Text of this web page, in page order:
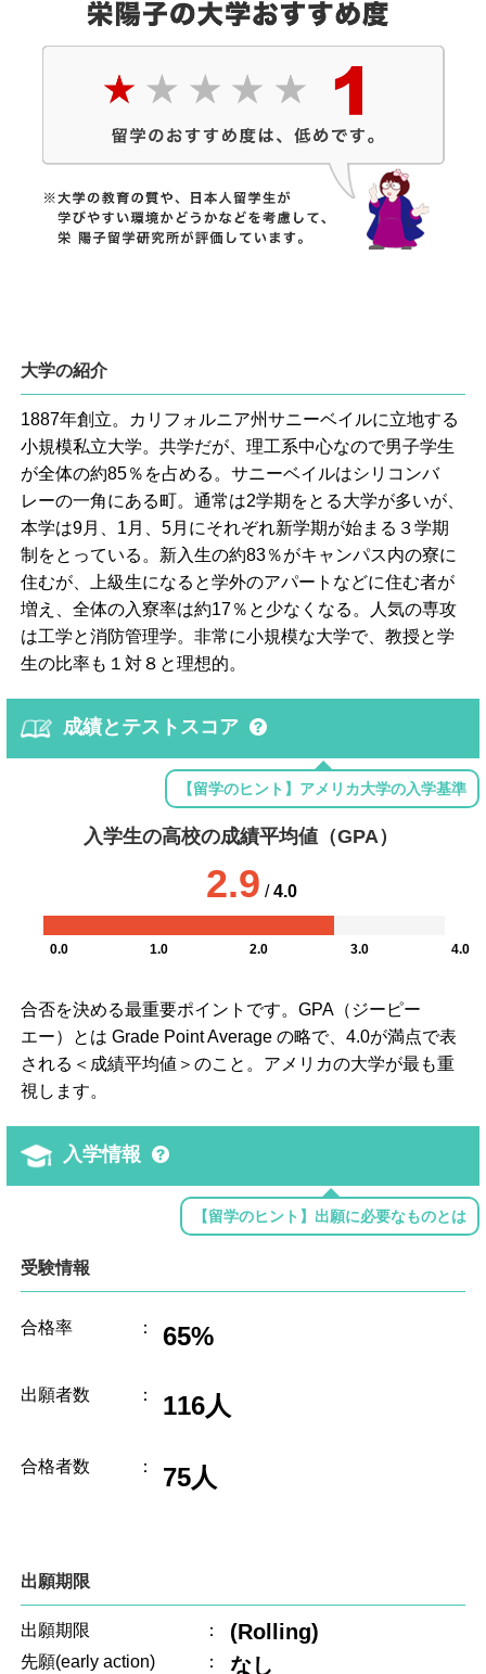
大学の紹介
1887年創立。カリフォルニア州サニーベイルに立地する
小規模私立大学。共学だが、理工系中心なので男子学生
が全体の約85％を占める。サニーベイルはシリコンバ
レーの一角にある町。通常は2学期をとる大学が多いが、
本学は9月、1月、5月にそれぞれ新学期が始まる３学期
制をとっている。新入生の約83％がキャンパス内の寮に
住むが、上級生になると学外のアパートなどに住む者が
増え、全体の入寮率は約17％と少なくなる。人気の専攻
は工学と消防管理学。非常に小規模な大学で、教授と学
生の比率も１対８と理想的。
成績とテストスコア
【留学のヒント】アメリカ大学の入学基準
入学生の高校の成績平均値（GPA）
2.9 /4.0
0.0 1.0 2.0 3.0 4.0
合否を決める最重要ポイントです。GPA（ジーピー
エー）とは Grade Point Average の略で、4.0が満点で表
される＜成績平均値＞のこと。アメリカの大学が最も重
視します。
入学情報
【留学のヒント】出願に必要なものとは
受験情報
合格率 ： 65%
出願者数 ： 116人
合格者数 ： 75人
出願期限
出願期限 ： (Rolling)
先願(early action) ： なし